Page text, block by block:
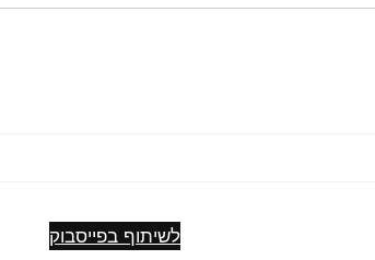
לשיתוף בפייסבוק